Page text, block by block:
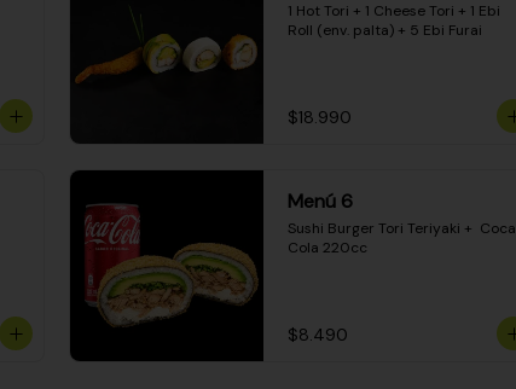
1 Hot Tori + 1 Cheese Tori + 1 Ebi
Roll (env. palta) + 5 Ebi Furai
$18.990
Menú 6
Sushi Burger Tori Teriyaki +  Coca
Cola 220cc
$8.490